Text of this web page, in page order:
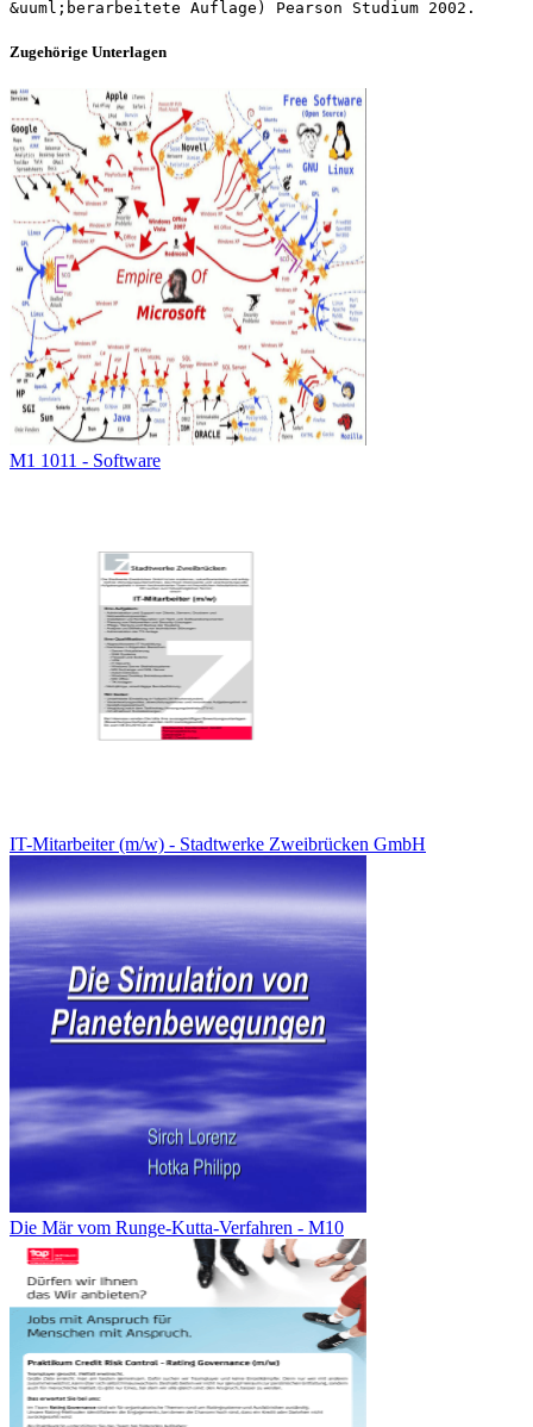
Zugehörige Unterlagen
M1 1011 - Software
IT-Mitarbeiter (m/w) - Stadtwerke Zweibrücken GmbH
Die Mär vom Runge-Kutta-Verfahren - M10